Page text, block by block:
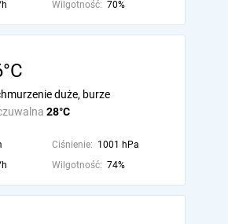
Wilgotność: 70%
28°C
duże, burze
Ciśnienie: 1001 hPa
Wilgotność: 74%